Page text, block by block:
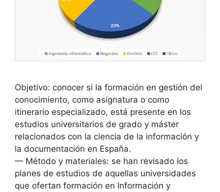
Objetivo: conocer si la formación en gestión del
conocimiento, como asignatura o como
itinerario especializado, está presente en los
estudios universitarios de grado y máster
relacionados con la ciencia de la información y
la documentación en España.
— Método y materiales: se han revisado los
planes de estudios de aquellas universidades
que ofertan formación en Información y